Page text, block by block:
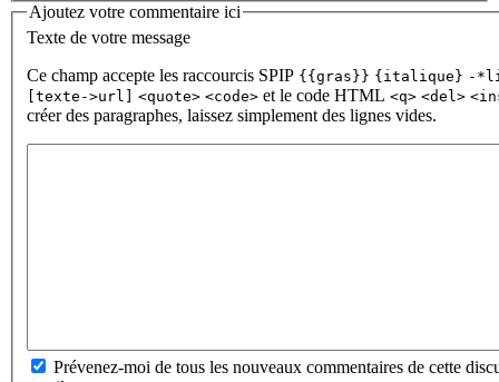
Ajoutez votre commentaire ici
Texte de votre message
Ce champ accepte les raccourcis SPIP {{gras}} {italique} -
[texte->url]
<quote> <code> et le code HTML <q> <del>
créer des paragraphes, laissez simplement des lignes vides.
Prévenez-moi de tous les nouveaux commentaires de cette